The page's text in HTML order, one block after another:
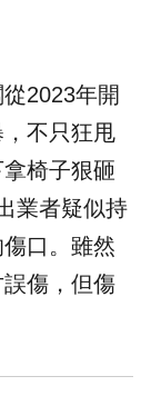
2023年開
不只狂甩
椅子狠砸
業者疑似持
口。雖然
傷，但傷